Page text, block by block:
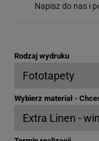
Napisz do nas i
Rodzaj wydruku
Wybierz materiał -